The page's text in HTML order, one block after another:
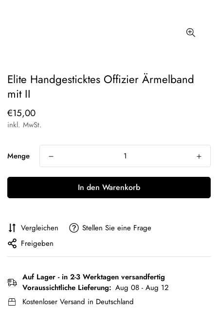
Elite Handgesticktes Offizier Ärmelband
mit II
Regulärer
Preis
€15,00
inkl. MwSt.
Menge
In den Warenkorb
Vergleichen
Stellen Sie eine Frage
Freigeben
Auf Lager - in 2-3 Werktagen versandfertig
Voraussichtliche Lieferung: Aug 08 - Aug 12
Kostenloser Versand in Deutschland